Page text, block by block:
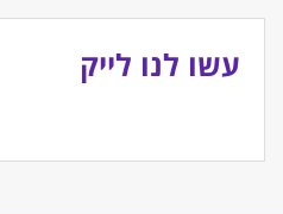
עשו לנו לייק